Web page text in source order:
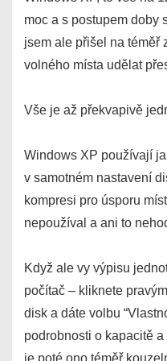
moc a s postupem doby
jsem ale přišel na téměř
volného místa udělat
Vše je až překvapivě
Windows XP používají
v samotném nastavení
kompresi pro úsporu
nepoužíval a ani to
Když ale vy výpisu
počítač – kliknete
disk a dáte volbu
podrobnosti o kapacitě
je poté ono téměř